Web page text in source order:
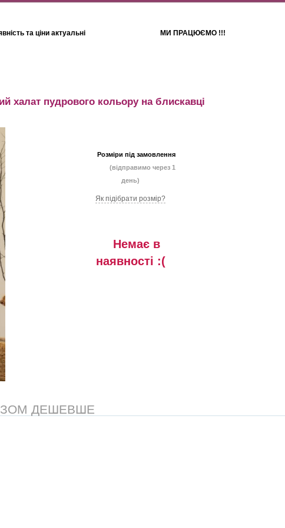
та ціни актуальні МИ ПРАЦЮЄМО !!!
халат пудрового кольору на блискавці
Розміри під замовлення
(відправимо через 1
день)
Як підібрати розмір?
Немає в
наявностi :(
ДЕШЕВШЕ